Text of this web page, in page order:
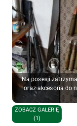
Na posesji
oraz akcesoria do
ZOBACZ GALERIĘ
(1)